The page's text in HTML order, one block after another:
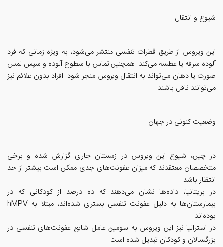
شیوع و انتقال
این ویروس از طریق قطرات تنفسی منتشر می‌شود، به ویژه زمانی که فرد
آلوده سرفه یا عطسه می‌کند. همچنین تماس با سطوح آلوده و سپس لمس
صورت یا دهان می‌تواند به انتقال ویروس منجر شود. افراد بدون علائم نیز
می‌توانند ناقل باشند.
وضعیت کنونی در جهان
در چین، شیوع این ویروس در زمستان جاری گزارش شده و برخی
متخصصان معتقدند که میزان عفونت‌های جدی ممکن است بیشتر از حد
انتظار باشد.
در بریتانیا، داده‌ها نشان می‌دهند که ده درصد از کودکانی که در
بیمارستان‌ها به دلیل عفونت تنفسی بستری شده‌اند، مبتلا به hMPV
بوده‌اند.
در استرالیا نیز این ویروس به سومین عامل شایع عفونت‌های تنفسی در
بزرگسالان و کودکان تبدیل شده است.